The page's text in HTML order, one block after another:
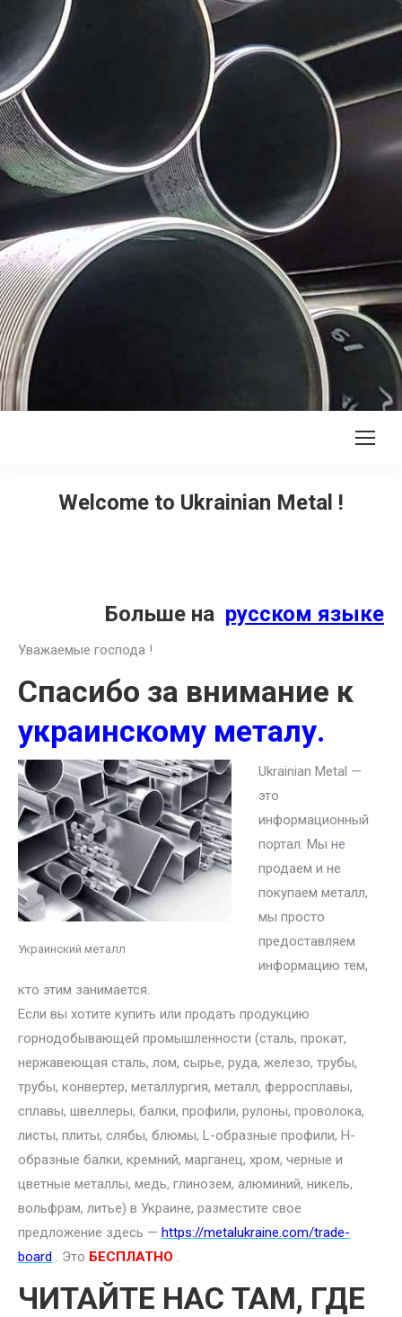
Welcome to Ukrainian Metal !
Больше на русском языке
Уважаемые господа !
Спасибо за внимание к
украинскому металу.
Украинский металл
Ukrainian Metal —
это
информационный
портал. Мы не
продаем и не
покупаем металл,
мы просто
предоставляем
информацию тем,
кто этим занимается.
Если вы хотите купить или продать продукцию
горнодобывающей промышленности (сталь, прокат,
нержавеющая сталь, лом, сырье, руда, железо, трубы,
трубы, конвертер, металлургия, металл, ферросплавы,
сплавы, швеллеры, балки, профили, рулоны, проволока,
листы, плиты, слябы, блюмы, L-образные профили, H-
образные балки, кремний, марганец, хром, черные и
цветные металлы, медь, глинозем, алюминий, никель,
вольфрам, литье) в Украине, разместите свое
предложение здесь — https://metalukraine.com/trade-
board . Это БЕСПЛАТНО .
ЧИТАЙТЕ НАС ТАМ, ГДЕ